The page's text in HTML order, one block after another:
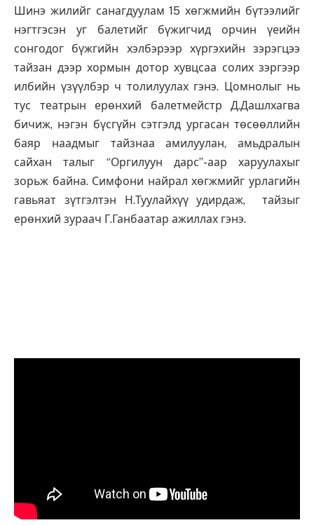
Шинэ жилийг санагдуулам 15 хөгжмийн бүтээлийг
нэгтгэсэн уг балетийг бүжигчид орчин үеийн
сонгодог бүжгийн хэлбэрээр хүргэхийн зэрэгцээ
тайзан дээр хормын дотор хувцсаа солих зэргээр
илбийн үзүүлбэр ч толилуулах гэнэ. Цомнолыг нь
тус театрын ерөнхий балетмейстр Д.Дашлхагва
бичиж, нэгэн бүсгүйн сэтгэлд ургасан төсөөллийн
баяр наадмыг тайзнаа амилуулан, амьдралын
сайхан талыг “Оргилуун дарс”-аар харуулахыг
зорьж байна. Симфони найрал хөгжмийг урлагийн
гавьяат зүтгэлтэн Н.Туулайхүү удирдаж, тайзыг
ерөнхий зураач Г.Ганбаатар ажиллах гэнэ.